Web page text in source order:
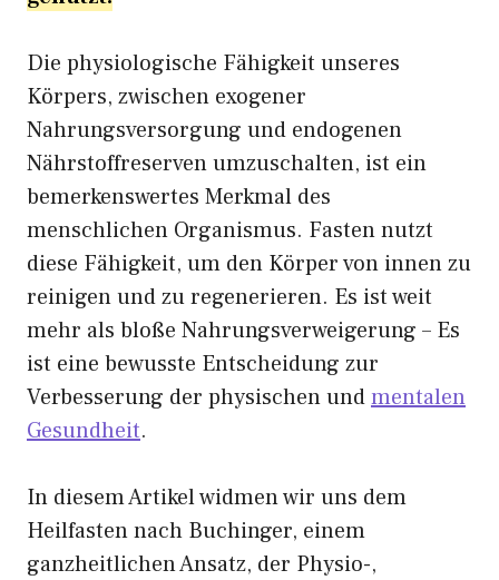
Die physiologische Fähigkeit unseres
Körpers, zwischen exogener
Nahrungsversorgung und endogenen
Nährstoffreserven umzuschalten, ist ein
bemerkenswertes Merkmal des
menschlichen Organismus. Fasten nutzt
diese Fähigkeit, um den Körper von innen zu
reinigen und zu regenerieren. Es ist weit
mehr als bloße Nahrungsverweigerung – Es
ist eine bewusste Entscheidung zur
Verbesserung der physischen undmentalen
Gesundheit.
In diesem Artikel widmen wir uns dem
Heilfasten nach Buchinger, einem
ganzheitlichen Ansatz, der Physio-,